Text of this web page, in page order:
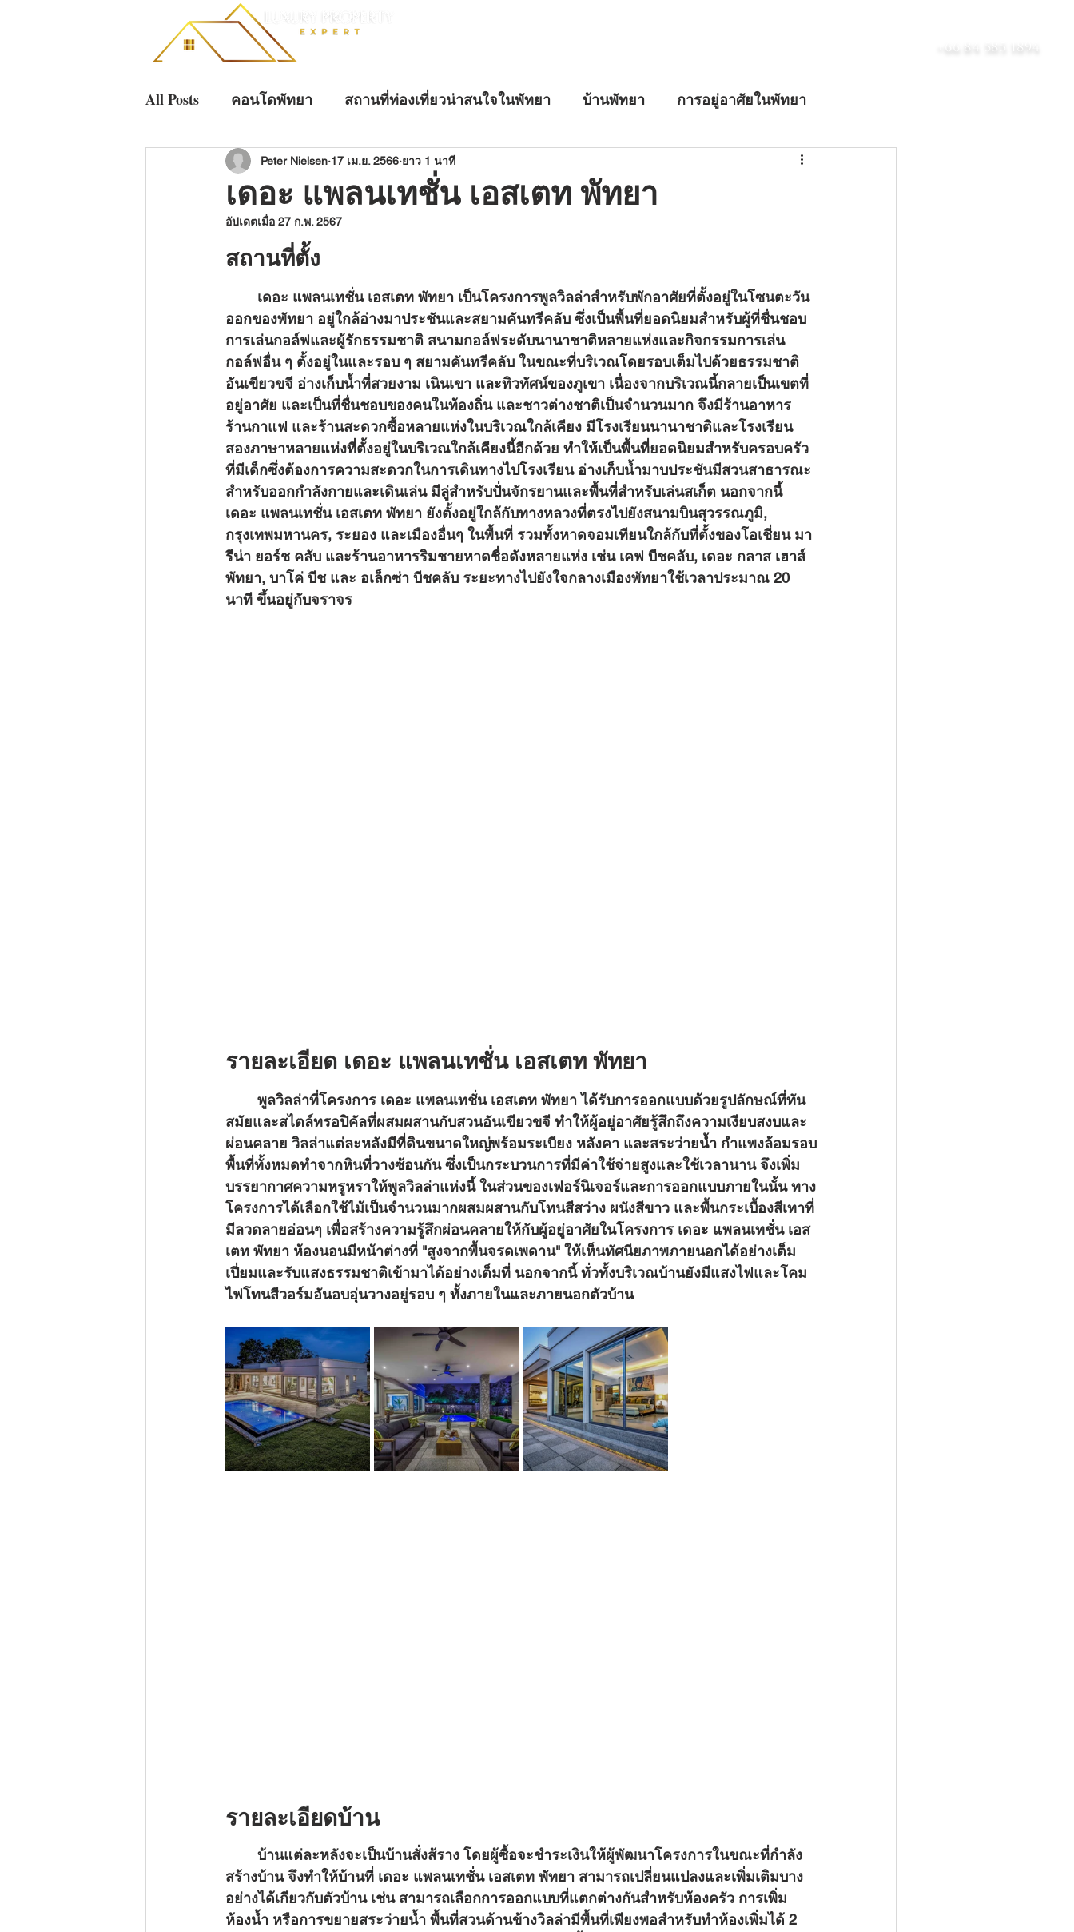
+66 84 585 1894
All Posts คอนโดพัทยา สถานที่ท่องเที่ยวน่าสนใจในพัทยา บ้านพัทยา การอยู่อาศัยในพัทยา
การลงทุนพัทยา การลงทุนอสังหาริมทรัพย์
บ้านหรูระดับอัลตราลักชัวรี
เดอะ แพลนเทชั่น เอสเตท พัทยา
Peter Nielsen 17 เม.ย. 2566 ยาว 1 นาที
อัปเดตเมื่อ 27 ก.พ. 2567
สถานที่ตั้ง
ออกของพัทยา อยู่ใกล้อ่างมาประชันและสยามคันทรีคลับ ซึ่งเป็นพื้นที่ยอดนิยมสำหรับผู้ที่ชื่นชอบ
การเล่นกอล์ฟและผู้รักธรรมชาติ สนามกอล์ฟระดับนานาชาติหลายแห่งและกิจกรรมการเล่น
กอล์ฟอื่น ๆ ตั้งอยู่ในและรอบ ๆ สยามคันทรีคลับ ในขณะที่บริเวณโดยรอบเต็มไปด้วยธรรมชาติ
อันเขียวขจี อ่างเก็บน้ำที่สวยงาม เนินเขา และทิวทัศน์ของภูเขา เนื่องจากบริเวณนี้กลายเป็นเขตที่
อยู่อาศัย และเป็นที่ชื่นชอบของคนในท้องถิ่น และชาวต่างชาติเป็นจำนวนมาก จึงมีร้านอาหาร
ร้านกาแฟ และร้านสะดวกซื้อหลายแห่งในบริเวณใกล้เคียง มีโรงเรียนนานาชาติและโรงเรียน
สองภาษาหลายแห่งที่ตั้งอยู่ในบริเวณใกล้เคียงนี้อีกด้วย ทำให้เป็นพื้นที่ยอดนิยมสำหรับครอบครัว
ที่มีเด็กซึ่งต้องการความสะดวกในการเดินทางไปโรงเรียน อ่างเก็บน้ำมาบประชันมีสวนสาธารณะ
สำหรับออกกำลังกายและเดินเล่น มีลู่สำหรับปั่นจักรยานและพื้นที่สำหรับเล่นสเก็ต นอกจากนี้
เดอะ แพลนเทชั่น เอสเตท พัทยา ยังตั้งอยู่ใกล้กับทางหลวงที่ตรงไปยังสนามบินสุวรรณภูมิ,
กรุงเทพมหานคร, ระยอง และเมืองอื่นๆ ในพื้นที่ รวมทั้งหาดจอมเทียนใกล้กับที่ตั้งของโอเชี่ยน มา
รีน่า ยอร์ช คลับ และร้านอาหารริมชายหาดชื่อดังหลายแห่ง เช่น เคฟ บีชคลับ, เดอะ กลาส เฮาส์
พัทยา, บาโค่ บีช และ อเล็กซ่า บีชคลับ ระยะทางไปยังใจกลางเมืองพัทยาใช้เวลาประมาณ 20
นาที ขึ้นอยู่กับจราจร
รายละเอียด เดอะ แพลนเทชั่น เอสเตท พัทยา
สมัยและสไตล์ทรอปิคัลที่ผสมผสานกับสวนอันเขียวขจี ทำให้ผู้อยู่อาศัยรู้สึกถึงความเงียบสงบและ
ผ่อนคลาย วิลล่าแต่ละหลังมีที่ดินขนาดใหญ่พร้อมระเบียง หลังคา และสระว่ายน้ำ กำแพงล้อมรอบ
พื้นที่ทั้งหมดทำจากหินที่วางซ้อนกัน ซึ่งเป็นกระบวนการที่มีค่าใช้จ่ายสูงและใช้เวลานาน จึงเพิ่ม
บรรยากาศความหรูหราให้พูลวิลล่าแห่งนี้ ในส่วนของเฟอร์นิเจอร์และการออกแบบภายในนั้น ทาง
โครงการได้เลือกใช้ไม้เป็นจำนวนมากผสมผสานกับโทนสีสว่าง ผนังสีขาว และพื้นกระเบื้องสีเทาที่
มีลวดลายอ่อนๆ เพื่อสร้างความรู้สึกผ่อนคลายให้กับผู้อยู่อาศัยในโครงการ เดอะ แพลนเทชั่น เอส
เตท พัทยา ห้องนอนมีหน้าต่างที่ "สูงจากพื้นจรดเพดาน" ให้เห็นทัศนียภาพภายนอกได้อย่างเต็ม
เปี่ยมและรับแสงธรรมชาติเข้ามาได้อย่างเต็มที่ นอกจากนี้ ทั่วทั้งบริเวณบ้านยังมีแสงไฟและโคม
ไฟโทนสีวอร์มอันอบอุ่นวางอยู่รอบ ๆ ทั้งภายในและภายนอกตัวบ้าน
รายละเอียดบ้าน
สร้างบ้าน จึงทำให้บ้านที่ เดอะ แพลนเทชั่น เอสเตท พัทยา สามารถเปลี่ยนแปลงและเพิ่มเติมบาง
อย่างได้เกียวกับตัวบ้าน เช่น สามารถเลือกการออกแบบที่แตกต่างกันสำหรับห้องครัว การเพิ่ม
ห้องน้ำ หรือการขยายสระว่ายน้ำ พื้นที่สวนด้านข้างวิลล่ามีพื้นที่เพียงพอสำหรับทำห้องเพิ่มได้ 2